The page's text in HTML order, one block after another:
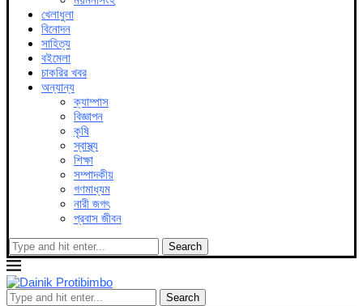
খেলাধুলা
বিনোদন
সাহিত্য
বইমেলা
চাকরির খবর
অন্যান্য
ক্যাম্পাস
বিজ্ঞাপন
কৃষি
স্বাস্থ্য
শিক্ষা
সম্পাদকীয়
গণমাধ্যম
নারী জগৎ
প্রবাস জীবন
Search
Search